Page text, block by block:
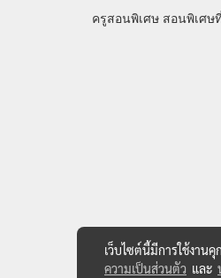
ครูสอนพิเศษ สอนพิเศษ
เว็บไซต์นี้มีการใช้งาน
ความเป็นส่วนตัว และ